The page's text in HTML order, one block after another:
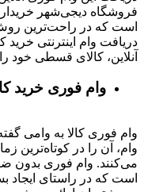
فروشگاه دیجی‌شهر
است که در راحت‌ترین
دریافت وام اینترنتی خرید
آنلاین، کالای قسطی خود
وام فوری خرید
وام فوری کالا به وامی
وام، آن را در کوتاه‌ترین
می‌کنند. وام فوری بدون
است که در راستای ایجاد